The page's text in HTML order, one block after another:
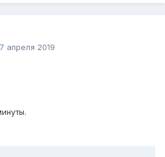
апреля 2019